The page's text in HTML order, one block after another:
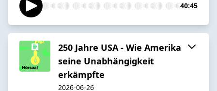
40:45
250 Jahre USA - Wie Amerika
seine Unabhängigkeit
erkämpfte
2026-06-26